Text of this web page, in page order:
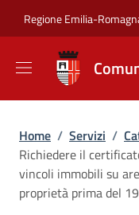
Regione Emilia-
Briciole di
Home / Servizi /
Richiedere il
vincoli immobili su
proprietà prima del